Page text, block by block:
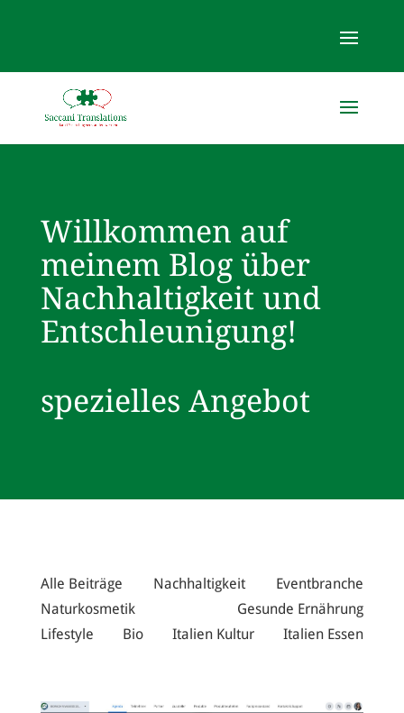
Willkommen auf
meinem Blog über
Nachhaltigkeit und
Entschleunigung!
spezielles Angebot
Alle Beiträge Nachhaltigkeit
Eventbranche
Naturkosmetik
Gesunde Ernährung
Lifestyle
Bio Italien Kultur Italien Essen